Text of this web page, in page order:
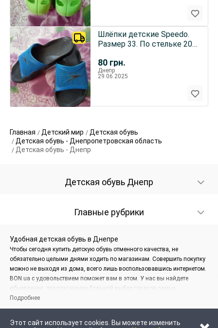
80 грн.
Шлёпки детские Speedo.
Размер 33. По стельке 20
Днепр
29.06.2025
Главная Детский мир
Детская обувь
Детская обувь - Днепропетровская область
Детская обувь - Днепр
Детская обувь Днепр
Главные рубрики
Этот сайт использует cookies. Вы можете изменить
Удобная детская обувь в Днепре
Чтобы сегодня купить детскую обувь отменного качества, не
обязательно целыми днями ходить по магазинам. Совершить покупку
можно не выходя из дома, всего лишь воспользовавшись интернетом.
BON.ua с удовольствием поможет вам в этом. У нас вы найдете
объявления, предлагающие большой выбор товаров самых
разнообразных моделей и расцветок. А еще в этой статье мы разберем,
что же надо учитывать во время покупки обуви для ребенка.
Разнообразие моделей и фирм
Подробнее